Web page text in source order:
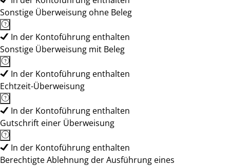
Sonstige Überweisung ohne Beleg
In der Kontoführung enthalten
Sonstige Überweisung mit Beleg
In der Kontoführung enthalten
Echtzeit-Überweisung
In der Kontoführung enthalten
Gutschrift einer Überweisung
In der Kontoführung enthalten
Berechtigte Ablehnung der Ausführung eines